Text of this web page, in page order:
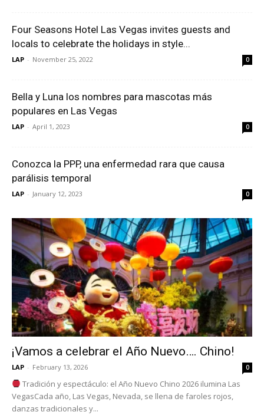
Four Seasons Hotel Las Vegas invites guests and
locals to celebrate the holidays in style...
LAP - November 25, 2022 0
Bella y Luna los nombres para mascotas más
populares en Las Vegas
LAP - April 1, 2023 0
Conozca la PPP, una enfermedad rara que causa
parálisis temporal
LAP - January 12, 2023 0
¡Vamos a celebrar el Año Nuevo…. Chino!
LAP - February 13, 2026 0
Tradición y espectáculo: el Año Nuevo Chino 2026 ilumina Las
VegasCada año, Las Vegas, Nevada, se llena de faroles rojos,
danzas tradicionales y...